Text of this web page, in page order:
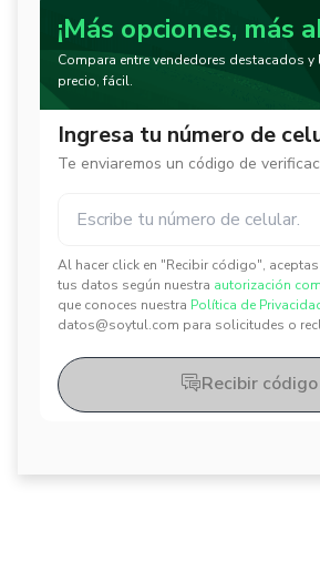
¡Más opciones, más
Compara entre vendedores destacados y
precio, fácil.
Ingresa tu número de
Te enviaremos un código de
Al hacer click en "Recibir código", aceptas
tus datos según nuestra autorización
que conoces nuestra Política de
datos@soytul.com para solicitudes o
Recibir código